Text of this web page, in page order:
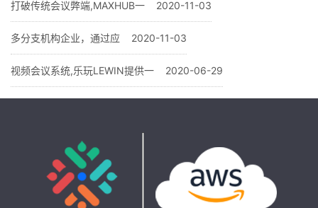
打破传统会议弊端,MAXHUB一 2020-11-03
多分支机构企业，通过应 2020-11-03
视频会议系统,乐玩LEWIN提供一 2020-06-29